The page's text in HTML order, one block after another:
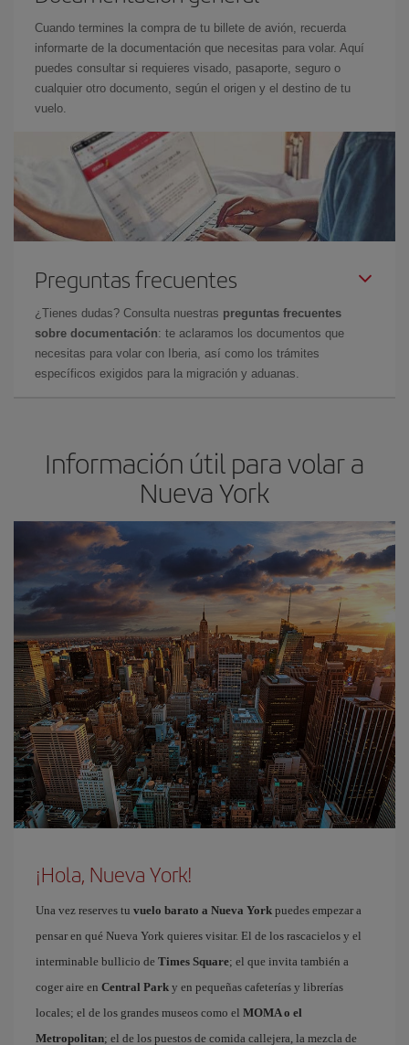
Cuando termines la compra de tu billete de avión, recuerda
informarte de la documentación que necesitas para volar. Aquí
puedes consultar si requieres visado, pasaporte, seguro o
cualquier otro documento, según el origen y el destino de tu
vuelo.
Preguntas frecuentes
¿Tienes dudas? Consulta nuestras preguntas frecuentes
sobre documentación: te aclaramos los documentos que
necesitas para volar con Iberia, así como los trámites
específicos exigidos para la migración y aduanas.
Información útil para volar a
Nueva York
¡Hola, Nueva York!
Una vez reserves tu vuelo barato a Nueva York puedes empezar a
pensar en qué Nueva York quieres visitar. El de los rascacielos y el
interminable bullicio de Times Square; el que invita también a
coger aire en Central Park y en pequeñas cafeterías y librerías
locales; el de los grandes museos como el MOMA o el
Metropolitan; el de los puestos de comida callejera, la mezcla de